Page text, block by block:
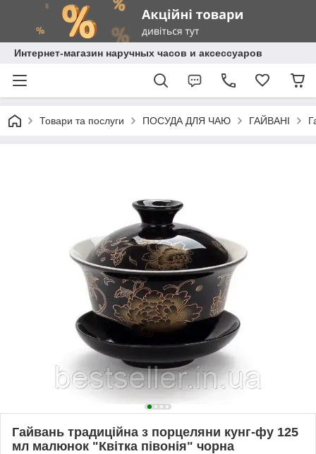
Интернет-магазин наручных часов и аксессуаров
Товари та послуги ПОСУДА ДЛЯ ЧАЮ ГАЙВАНІ
Гайвань традиційна з порцеляни кунг-фу 125
мл малюнок "Квітка півонія" чорна